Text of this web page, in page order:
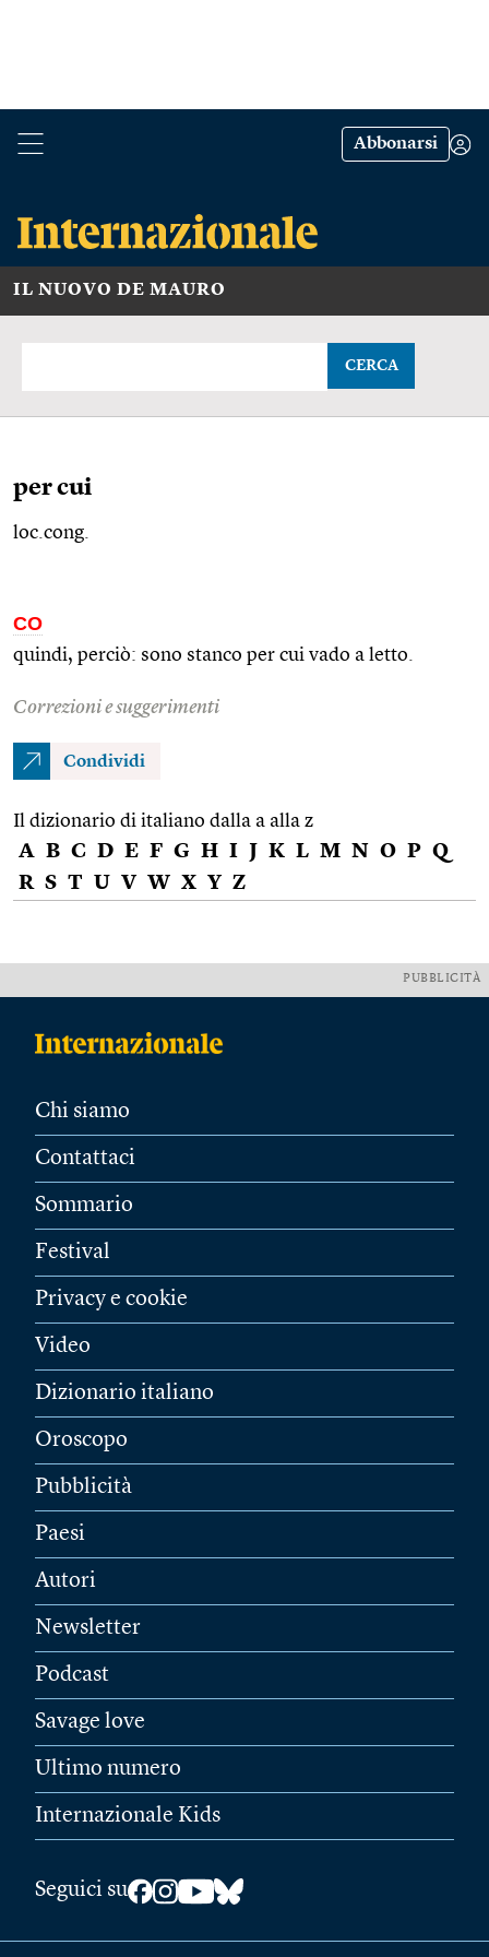
Abbonarsi
IL NUOVO DE MAURO
CERCA
per cui
loc.cong.
CO
quindi, perciò: sono stanco per cui vado a letto.
Correzioni e suggerimenti
Condividi
Il dizionario di italiano dalla a alla z
A B C D E F G H I J K L M N O P Q
R S T U V W X Y Z
PUBBLICITÀ
Chi siamo
Contattaci
Sommario
Festival
Privacy e cookie
Video
Dizionario italiano
Oroscopo
Pubblicità
Paesi
Autori
Newsletter
Podcast
Savage love
Ultimo numero
Internazionale Kids
Seguici su